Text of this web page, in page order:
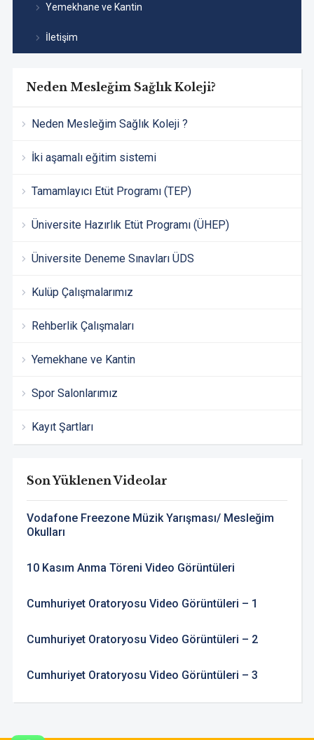
Yemekhane ve Kantin
İletişim
Neden Mesleğim Sağlık Koleji?
Neden Mesleğim Sağlık Koleji ?
İki aşamalı eğitim sistemi
Tamamlayıcı Etüt Programı (TEP)
Üniversite Hazırlık Etüt Programı (ÜHEP)
Üniversite Deneme Sınavları ÜDS
Kulüp Çalışmalarımız
Rehberlik Çalışmaları
Yemekhane ve Kantin
Spor Salonlarımız
Kayıt Şartları
Son Yüklenen Videolar
Vodafone Freezone Müzik Yarışması/ Mesleğim
Okulları
10 Kasım Anma Töreni Video Görüntüleri
Cumhuriyet Oratoryosu Video Görüntüleri – 1
Cumhuriyet Oratoryosu Video Görüntüleri – 2
Cumhuriyet Oratoryosu Video Görüntüleri – 3